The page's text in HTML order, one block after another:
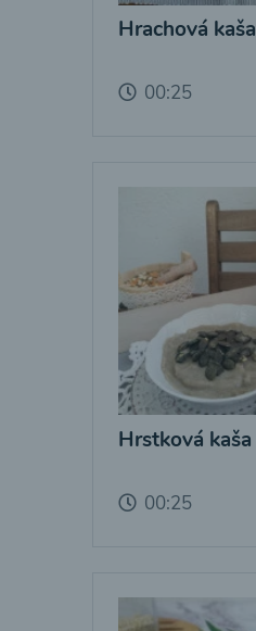
Hrachová kaša
00:25
Hrstková kaša
00:25